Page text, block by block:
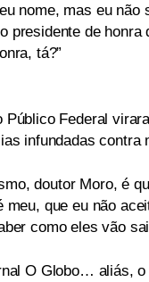
nome, mas eu não
presidente de
tá?”
Federal
infundadas contra
doutor Moro, é
meu, que eu não
como eles vão
O Globo… aliás,